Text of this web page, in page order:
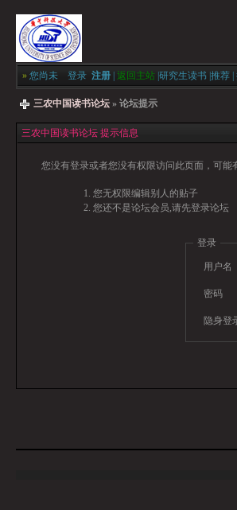
» 您尚未 登录 注册 返回主站 研究生读书 推荐
三农中国读书论坛 » 论坛提示
三农中国读书论坛 提示信息
您没有登录或者您没有权限访问此页面，可能
您无权限编辑别人的贴子
您还不是论坛会员,请先登录论坛
登录
用户名
密码
隐身登